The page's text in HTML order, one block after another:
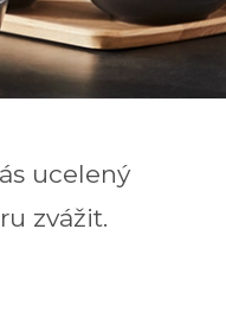
ucelený
zvážit.